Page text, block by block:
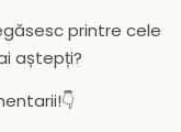
printre cele
aștepți?